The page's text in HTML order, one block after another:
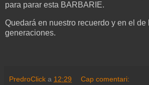
para parar esta BARBARIE.
Quedará en nuestro recuerdo y en el de
generaciones.
PredroClick a 12:29 Cap comentari: